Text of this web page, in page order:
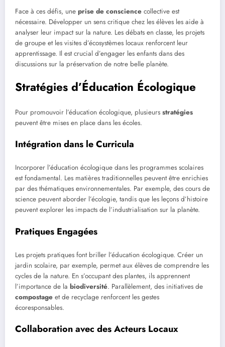
Face à ces défis, une prise de conscience collective est
nécessaire. Développer un sens critique chez les élèves les aide à
analyser leur impact sur la nature. Les débats en classe, les projets
de groupe et les visites d’écosystèmes locaux renforcent leur
apprentissage. Il est crucial d’engager les enfants dans des
discussions sur la préservation de notre belle planète.
Stratégies d’Éducation Écologique
Pour promouvoir l’éducation écologique, plusieurs stratégies
peuvent être mises en place dans les écoles.
Intégration dans le Curricula
Incorporer l’éducation écologique dans les programmes scolaires
est fondamental. Les matières traditionnelles peuvent être enrichies
par des thématiques environnementales. Par exemple, des cours de
science peuvent aborder l’écologie, tandis que les leçons d’histoire
peuvent explorer les impacts de l’industrialisation sur la planète.
Pratiques Engagées
Les projets pratiques font briller l’éducation écologique. Créer un
jardin scolaire, par exemple, permet aux élèves de comprendre les
cycles de la nature. En s’occupant des plantes, ils apprennent
l’importance de la biodiversité. Parallèlement, des initiatives de
compostage et de recyclage renforcent les gestes
écoresponsables.
Collaboration avec des Acteurs Locaux